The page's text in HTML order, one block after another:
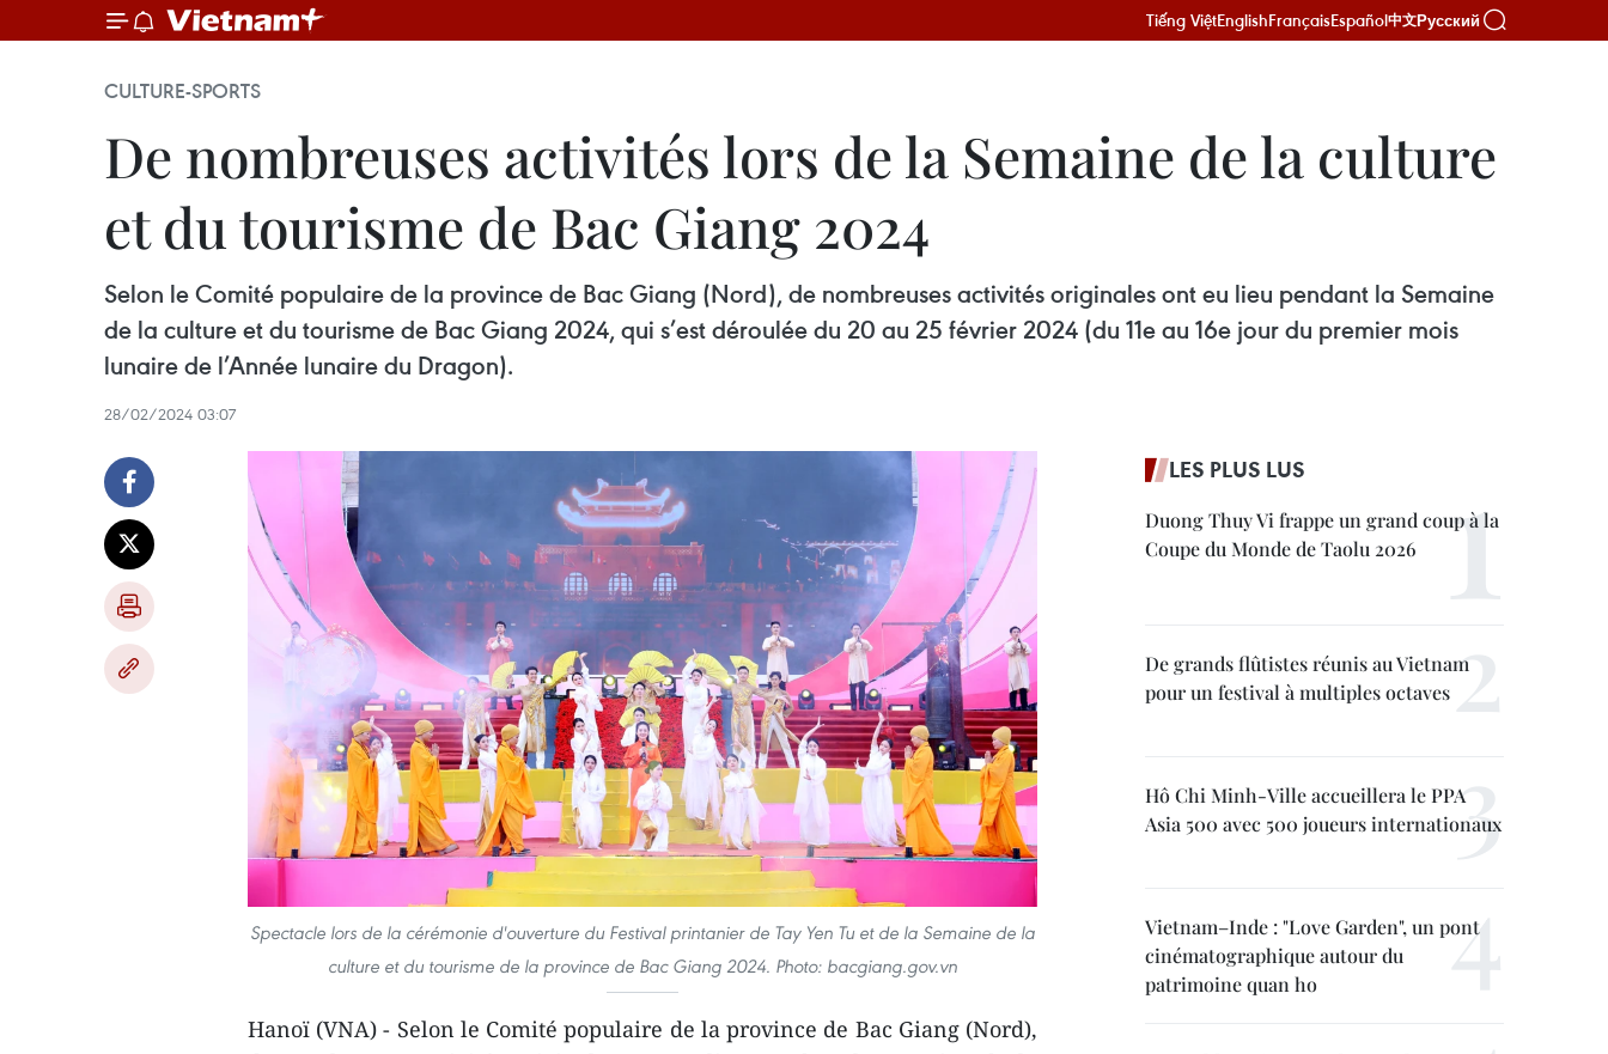
Tiếng ViệtEnglishFrançaisEspañol中文Русский
CULTURE-SPORTS
De nombreuses activités lors de la Semaine de la culture
et du tourisme de Bac Giang 2024
Selon le Comité populaire de la province de Bac Giang (Nord), de nombreuses activités originales ont eu lieu pendant la Semaine
de la culture et du tourisme de Bac Giang 2024, qui s’est déroulée du 20 au 25 février 2024 (du 11e au 16e jour du premier mois
lunaire de l’Année lunaire du Dragon).
28/02/2024 03:07
Spectacle lors de la cérémonie d'ouverture du Festival printanier de Tay Yen Tu et de la Semaine de la
culture et du tourisme de la province de Bac Giang 2024. Photo: bacgiang.gov.vn
Hanoï (VNA) - Selon le Comité populaire de la province de Bac Giang (Nord),
LES PLUS LUS
Duong Thuy Vi frappe un grand coup à la
Coupe du Monde de Taolu 2026
De grands flûtistes réunis au Vietnam
pour un festival à multiples octaves
Hô Chi Minh-Ville accueillera le PPA
Asia 500 avec 500 joueurs internationaux
Vietnam–Inde : "Love Garden", un pont
cinématographique autour du
patrimoine quan ho